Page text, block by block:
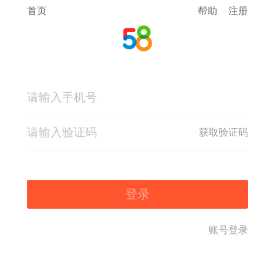
首页 帮助 注册
获取验证码
登录
账号登录